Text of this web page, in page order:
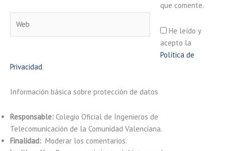
que comente.
He leído y
acepto la
Política de
Privacidad.
Información básica sobre protección de datos
Responsable: Colegio Oficial de Ingenieros de
Telecomunicación de la Comunidad Valenciana.
Finalidad: Moderar los comentarios.